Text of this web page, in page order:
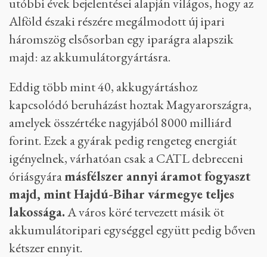
Alföld északi részére megálmodott új ipari
háromszög elsősorban egy iparágra alapszik
majd: az akkumulátorgyártásra.
Eddig több mint 40, akkugyártáshoz
kapcsolódó beruházást hoztak Magyarországra,
amelyek összértéke nagyjából 8000 milliárd
forint. Ezek a gyárak pedig rengeteg energiát
igényelnek, várhatóan csak a CATL debreceni
óriásgyáramásfélszer annyi áramot fogyaszt
majd, mint Hajdú-Bihar vármegye teljes
lakossága.A város köré tervezett másik öt
akkumulátoripari egységgel együtt pedig bőven
kétszer ennyit.